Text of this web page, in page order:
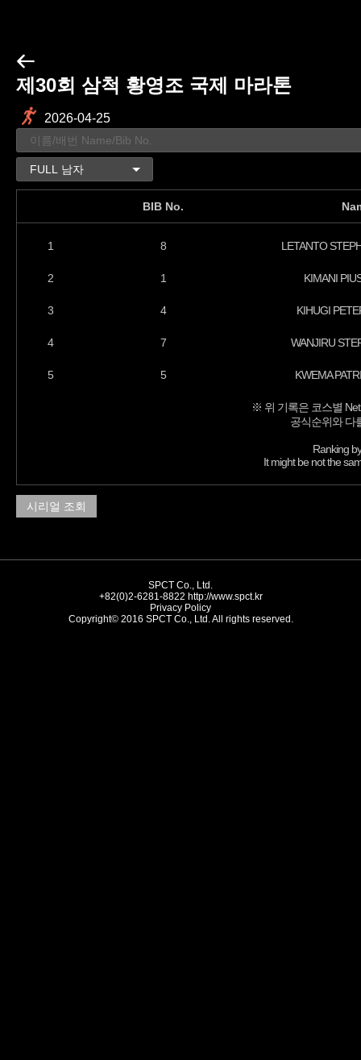
제30회 삼척 황영조 국제 마라톤
2026-04-25
BIB No.
1 8 LETANTO
2 1 KIMANI
3 4 KIHUGI
4 7 WANJIRU
5 5 KWEMA
※ 위 기록은 코스별
공식순위와 다
Ranking
It might be not the
시리얼 조회
SPCT Co., Ltd.
+82(0)2-6281-8822 http://www.spct.kr
Privacy Policy
Copyright© 2016 SPCT Co., Ltd. All rights reserved.